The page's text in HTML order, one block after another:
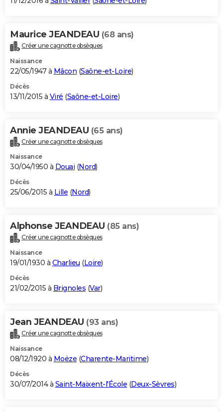
Maurice JEANDEAU (68 ans)
Créer une cagnotte obsèques
Naissance
22/05/1947 à Mâcon (Saône-et-Loire)
Décès
13/11/2015 à Viré (Saône-et-Loire)
Annie JEANDEAU (65 ans)
Créer une cagnotte obsèques
Naissance
30/04/1950 à Douai (Nord)
Décès
25/06/2015 à Lille (Nord)
Alphonse JEANDEAU (85 ans)
Créer une cagnotte obsèques
Naissance
19/01/1930 à Charlieu (Loire)
Décès
21/02/2015 à Brignoles (Var)
Jean JEANDEAU (93 ans)
Créer une cagnotte obsèques
Naissance
08/12/1920 à Moëze (Charente-Maritime)
Décès
30/07/2014 à Saint-Maixent-l'École (Deux-Sèvres)